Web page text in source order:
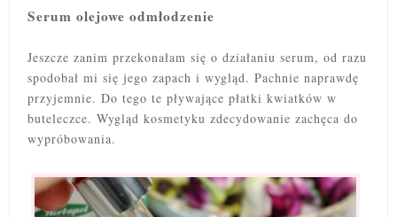
Serum olejowe odmłodzenie
Jeszcze zanim przekonałam się o działaniu serum, od razu
spodobał mi się jego zapach i wygląd. Pachnie naprawdę
przyjemnie. Do tego te pływające płatki kwiatków w
buteleczce. Wygląd kosmetyku zdecydowanie zachęca do
wypróbowania.